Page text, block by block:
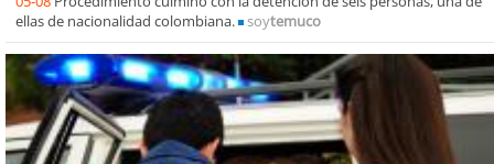
ellas de nacionalidad colombiana.
soytemuco